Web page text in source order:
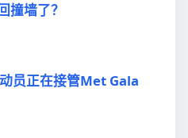
撞墙了？
员正在接管Met Gala